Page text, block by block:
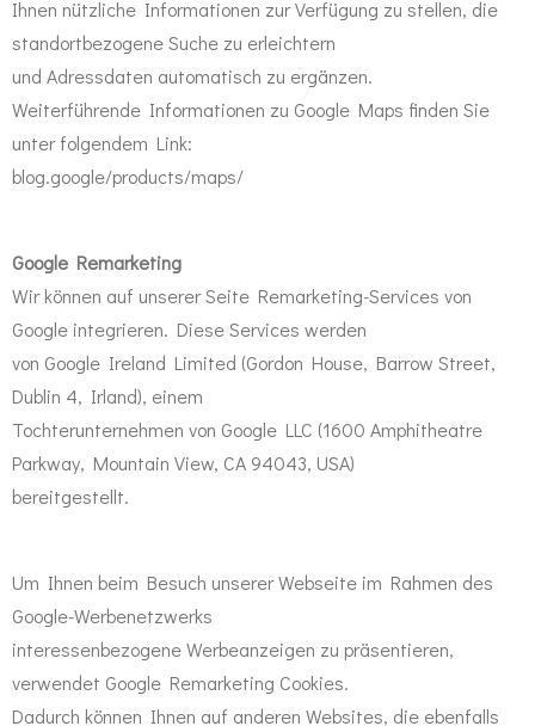
Ihnen nützliche Informationen zur Verfügung zu stellen, die
standortbezogene Suche zu erleichtern
und Adressdaten automatisch zu ergänzen.
Weiterführende Informationen zu Google Maps finden Sie
unter folgendem Link:
blog.google/products/maps/
Google Remarketing
Wir können auf unserer Seite Remarketing-Services von
Google integrieren. Diese Services werden
von Google Ireland Limited (Gordon House, Barrow Street,
Dublin 4, Irland), einem
Tochterunternehmen von Google LLC (1600 Amphitheatre
Parkway, Mountain View, CA 94043, USA)
bereitgestellt.
Um Ihnen beim Besuch unserer Webseite im Rahmen des
Google-Werbenetzwerks
interessenbezogene Werbeanzeigen zu präsentieren,
verwendet Google Remarketing Cookies.
Dadurch können Ihnen auf anderen Websites, die ebenfalls